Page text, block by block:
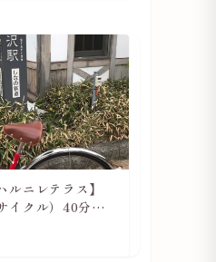
ルニレテラス】
イクル）40分で
は自転車利用が